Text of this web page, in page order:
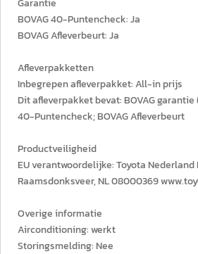
Garantie
BOVAG 40-Puntencheck: Ja
BOVAG Afleverbeurt: Ja
Afleverpakketten
Inbegrepen afleverpakket: All-in prijs
Dit afleverpakket bevat: BOVAG garantie
40-Puntencheck; BOVAG Afleverbeurt
Productveiligheid
EU verantwoordelijke: Toyota Nederland
Raamsdonksveer, NL 08000369
Overige informatie
Airconditioning: werkt
Storingsmelding: Nee